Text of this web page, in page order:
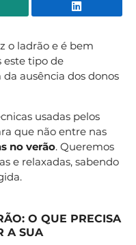
WhatsApp
o ladrão e é bem
este tipo de
ausência dos donos
usadas pelos
que não entre nas
no verão. Queremos
e relaxadas, sabendo
O QUE PRECISA
A SUA